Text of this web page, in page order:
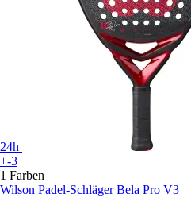
24h
+-3
1 Farben
Wilson Padel-Schläger Bela Pro V3